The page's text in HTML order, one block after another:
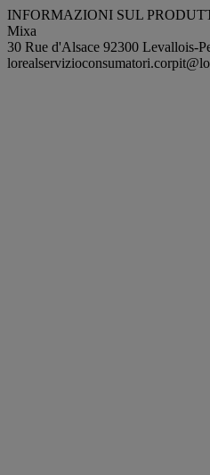
INFORMAZIONI SUL
Mixa
30 Rue d'Alsace 92300 Levallois-